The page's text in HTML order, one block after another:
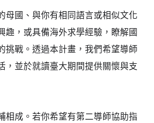
母國、與你有相同語言或相似文化
趣，或具備海外求學經驗，瞭解國
挑戰。透過本計畫，我們希望導師
，並於就讀臺大期間提供關懷與支
相成。若你希望有第二導師協助指